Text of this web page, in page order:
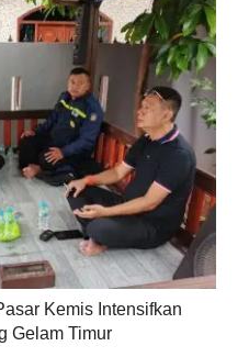
Kemis Intensifkan
Gelam Timur